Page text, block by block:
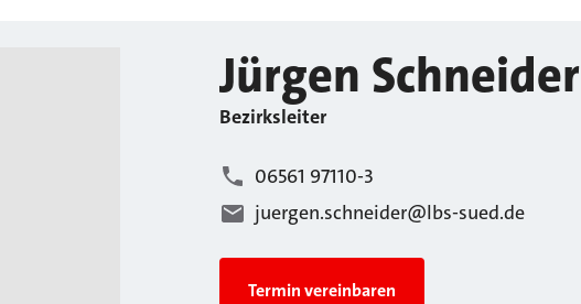
Jürgen Schneider
Bezirksleiter
06561 97110-3
juergen.schneider@lbs-sued.de
Termin vereinbaren